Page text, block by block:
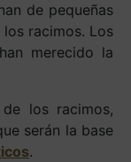
de pequeñas
racimos. Los
merecido la
los racimos,
serán la base
.